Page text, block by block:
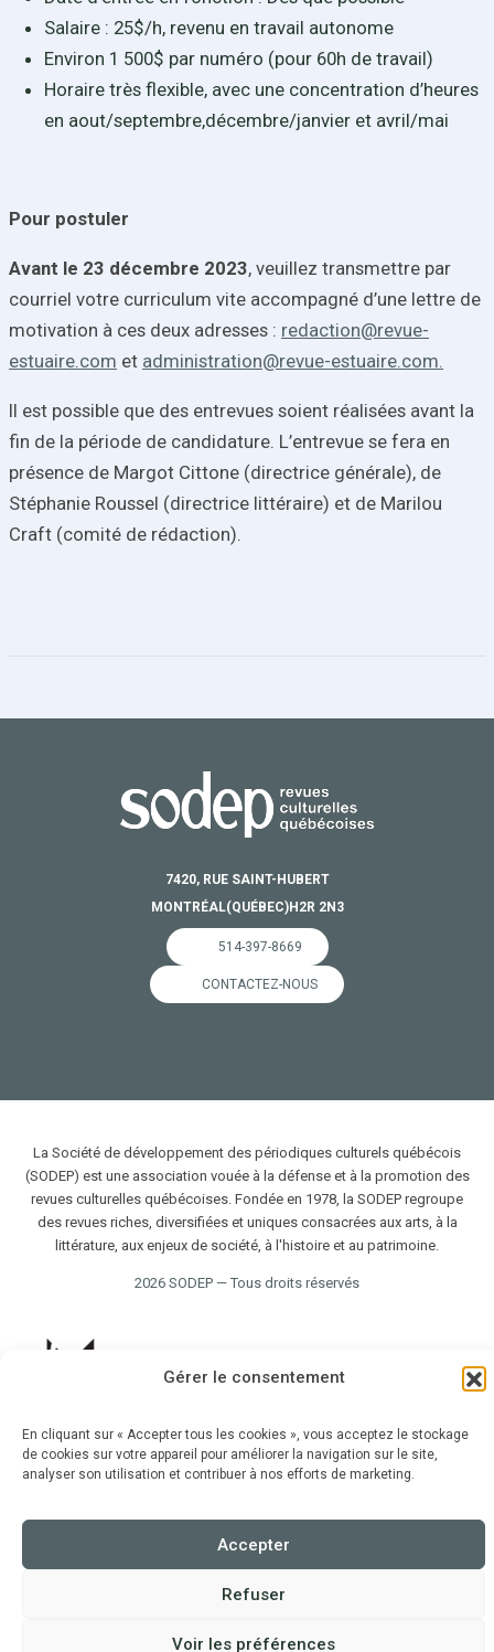
Gérer le consentement
En cliquant sur « Accepter tous les cookies », vous acceptez le stockage
de cookies sur votre appareil pour améliorer la navigation sur le site,
analyser son utilisation et contribuer à nos efforts de marketing.
Accepter
Refuser
Voir les préférences
Salaire : 25$/h, revenu en travail autonome
Environ 1 500$ par numéro (pour 60h de travail)
Horaire très flexible, avec une concentration d’heures
en aout/septembre,décembre/janvier et avril/mai
Pour postuler
Avant le 23 décembre 2023, veuillez transmettre par
courriel votre curriculum vite accompagné d’une lettre de
motivation à ces deux adresses : redaction@revue-
estuaire.com et administration@revue-estuaire.com.
II est possible que des entrevues soient réalisées avant la
fin de la période de candidature. L’entrevue se fera en
présence de Margot Cittone (directrice générale), de
Stéphanie Roussel (directrice littéraire) et de Marilou
Craft (comité de rédaction).
7420, RUE SAINT-HUBERT
MONTRÉAL(QUÉBEC)H2R 2N3
514-397-8669
CONTACTEZ-NOUS
La Société de développement des périodiques culturels québécois
(SODEP) est une association vouée à la défense et à la promotion des
revues culturelles québécoises. Fondée en 1978, la SODEP regroupe
des revues riches, diversifiées et uniques consacrées aux arts, à la
littérature, aux enjeux de société, à l'histoire et au patrimoine.
2026 SODEP — Tous droits réservés